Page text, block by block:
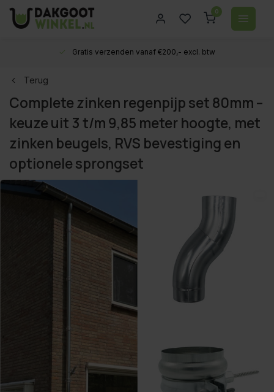
0
Gratis verzenden vanaf €200,- excl. btw
Terug
Complete zinken regenpijp set 80mm –
keuze uit 3 t/m 9,85 meter hoogte, met
zinken beugels, RVS bevestiging en
optionele sprongset